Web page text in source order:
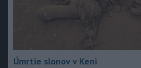
Úmrtie slonov v Keni